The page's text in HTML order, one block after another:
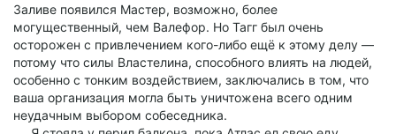
Заливе появился Мастер, возможно, более
могущественный, чем Валефор. Но Тагг был очень
осторожен с привлечением кого-либо ещё к этому делу —
потому что силы Властелина, способного влиять на людей,
особенно с тонким воздействием, заключались в том, что
ваша организация могла быть уничтожена всего одним
неудачным выбором собеседника.